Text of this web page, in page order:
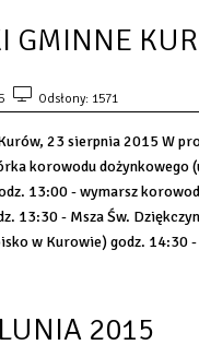
GMINNE
Odsłony: 1571
23 sierpnia 2015 W
korowodu dożynkowego
13:00 - wymarsz
13:30 - Msza Św.
w Kurowie) godz. 14:30
2015